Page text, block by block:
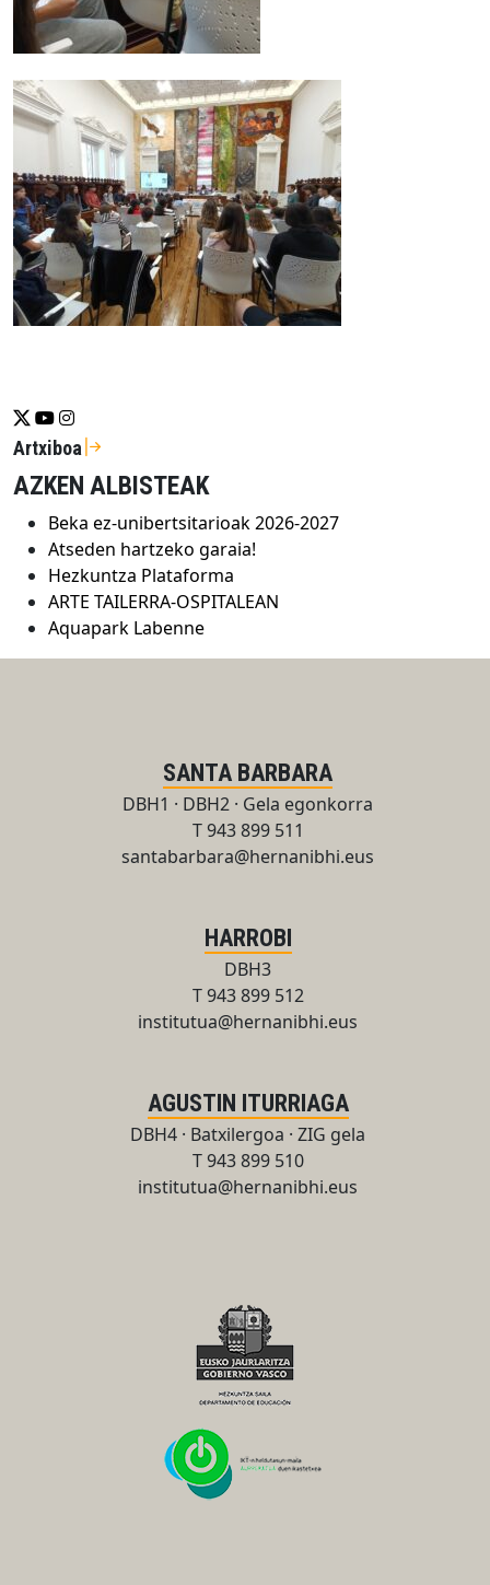
Se abrirá nueva ventana-twitter
Se abrirá nueva ventana-youtube
Se abrirá nueva ventana-instragram
Artxiboa
AZKEN ALBISTEAK
Beka ez-unibertsitarioak 2026-2027
Atseden hartzeko garaia!
Hezkuntza Plataforma
ARTE TAILERRA-OSPITALEAN
Aquapark Labenne
SANTA BARBARA
DBH1 · DBH2 · Gela egonkorra
T 943 899 511
santabarbara@hernanibhi.eus
HARROBI
DBH3
T 943 899 512
institutua@hernanibhi.eus
AGUSTIN ITURRIAGA
DBH4 · Batxilergoa · ZIG gela
T 943 899 510
institutua@hernanibhi.eus